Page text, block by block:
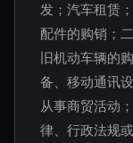
发；汽车租赁
配件的购销；
旧机动车辆的
备、移动通讯
从事商贸活动
律、行政法规